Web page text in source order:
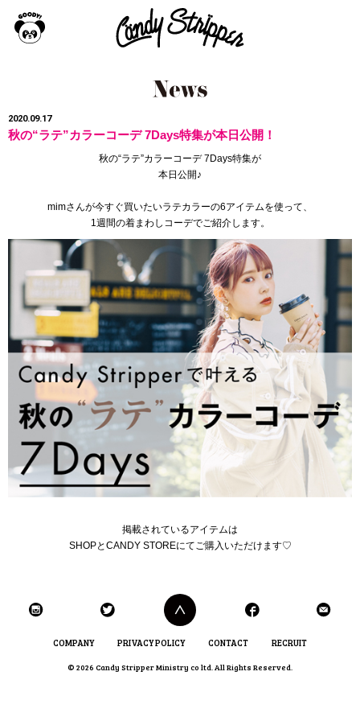
2020.09.17
秋の“ラテ”カラーコーデ 7Days特集が本日公開！
秋の“ラテ”カラーコーデ 7Days特集が
本日公開♪
mimさんが今すぐ買いたいラテカラーの6アイテムを使って、
1週間の着まわしコーデでご紹介します。
掲載されているアイテムは
SHOPとCANDY STOREにてご購入いただけます♡
COMPANY PRIVACY POLICY CONTACT RECRUIT
© 2026 Candy Stripper Ministry co ltd. All Rights Reserved.